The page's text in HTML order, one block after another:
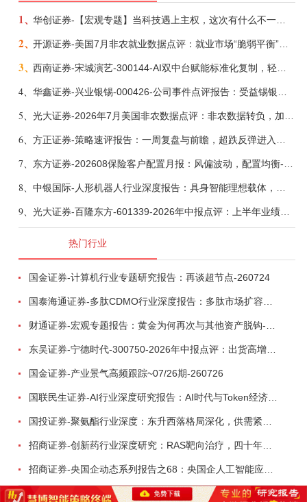
1、 华创证券-【宏观专题】当科技遇上主权，这次有什么不一样？——海外科技思辨系列五-260808
2、 开源证券-美国7月非农就业数据点评：就业市场“脆弱平衡”，美联储加息动力并不高-260808
3、
4、
5、
6、
7、
8、
9、 光大证券-百隆东方-601339-2026年中报点评：上半年业绩表现高增，国内外产能均有亮眼表现-260807
热门行业
国金证券-计算机行业专题研究报告：再谈超节点-260724
东吴证券-宁德时代-300750-2026年中报点评：出货高增业绩稳健，回购彰显龙头信心-260726
国金证券-产业景气高频跟踪~07/26期-260726
国联民生证券-AI行业深度研究报告：AI时代与Token经济，从技术符号到数字石油-260801
招商证券-创新药行业深度研究：RAS靶向治疗，四十年不可成药的终结，与终结之后的治疗格局演化-260805